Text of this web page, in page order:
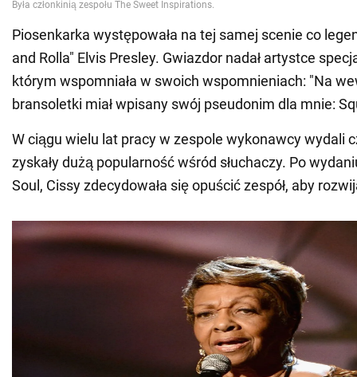
Piosenkarka występowała na tej samej scenie co
and Rolla" Elvis Presley. Gwiazdor nadał artystce
którym wspomniała w swoich wspomnieniach: "Na
bransoletki miał wpisany swój pseudonim dla mnie:
W ciągu wielu lat pracy w zespole wykonawcy wydali
zyskały dużą popularność wśród słuchaczy. Po
Soul, Cissy zdecydowała się opuścić zespół, aby